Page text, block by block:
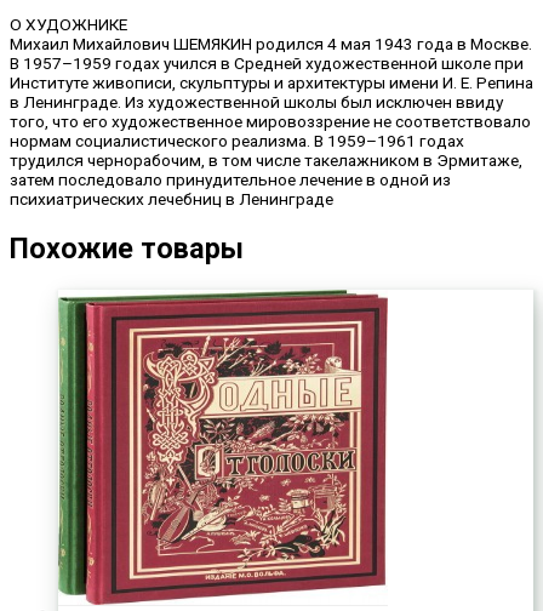
О ХУДОЖНИКЕ
Михаил Михайлович ШЕМЯКИН родился 4 мая 1943 года в Москве.
В 1957–1959 годах учился в Средней художественной школе при
Институте живописи, скульптуры и архитектуры имени И. Е. Репина
в Ленинграде. Из художественной школы был исключен ввиду
того, что его художественное мировоззрение не соответствовало
нормам социалистического реализма. В 1959–1961 годах
трудился чернорабочим, в том числе такелажником в Эрмитаже,
затем последовало принудительное лечение в одной из
психиатрических лечебниц в Ленинграде
Похожие товары